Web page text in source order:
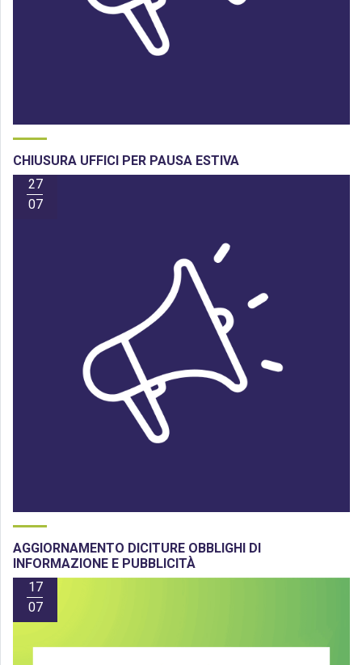
CHIUSURA UFFICI PER PAUSA ESTIVA
27
07
AGGIORNAMENTO DICITURE OBBLIGHI DI
INFORMAZIONE E PUBBLICITÀ
17
07